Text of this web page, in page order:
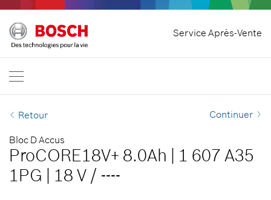
Service Après-Vente
Accueil
Bosch Professional
Nous contacter
FR | Français
Retour Continuer
Bloc D Accus
ProCORE18V+ 8.0Ah
1 607 A35
1PG
18 V / ----